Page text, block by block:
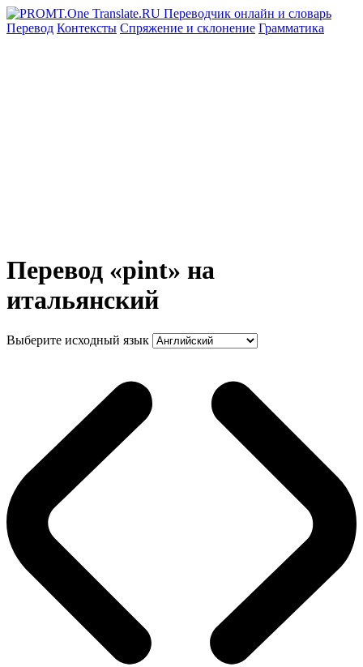
Перевод Контексты Спряжение и склонение Грамматика
Перевод «pint» на
итальянский
Выберите исходный язык